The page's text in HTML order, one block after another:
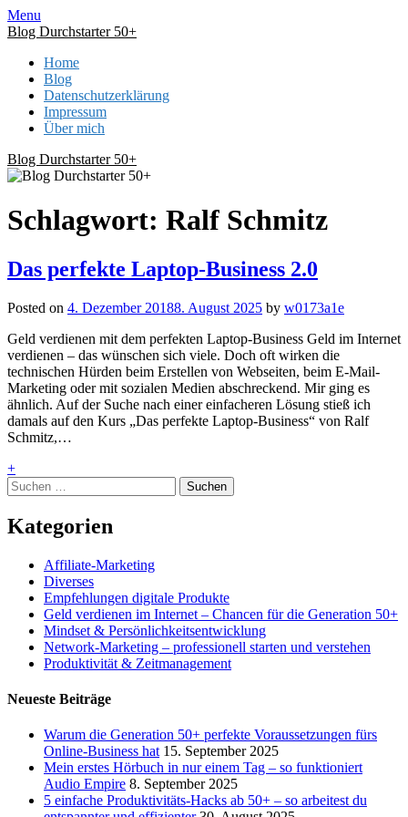
Skip
to
Menu
Blog Durchstarter 50+
Home
Blog
Datenschutzerklärung
Impressum
Über mich
Blog Durchstarter 50+
Schlagwort: Ralf Schmitz
Das perfekte Laptop-Business 2.0
Posted on 4. Dezember 20188. August 2025 by w0173a1e
Geld verdienen mit dem perfekten Laptop-Business Geld im Internet
verdienen – das wünschen sich viele. Doch oft wirken die
technischen Hürden beim Erstellen von Webseiten, beim E-Mail-
Marketing oder mit sozialen Medien abschreckend. Mir ging es
ähnlich. Auf der Suche nach einer einfacheren Lösung stieß ich
damals auf den Kurs „Das perfekte Laptop-Business“ von Ralf
Schmitz,…
+
Suchen
nach:
Kategorien
Affiliate-Marketing
Diverses
Empfehlungen digitale Produkte
Geld verdienen im Internet – Chancen für die Generation 50+
Mindset & Persönlichkeitsentwicklung
Network-Marketing – professionell starten und verstehen
Produktivität & Zeitmanagement
Neueste Beiträge
Warum die Generation 50+ perfekte Voraussetzungen fürs
Online-Business hat 15. September 2025
Mein erstes Hörbuch in nur einem Tag – so funktioniert
Audio Empire 8. September 2025
5 einfache Produktivitäts-Hacks ab 50+ – so arbeitest du